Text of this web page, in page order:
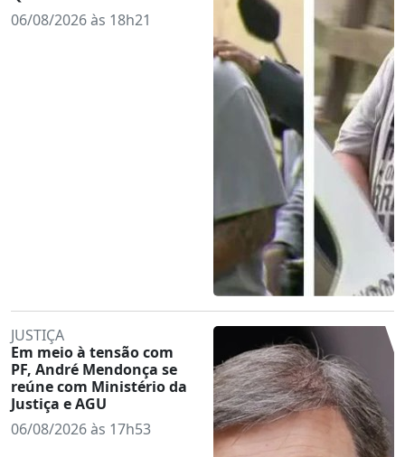
06/08/2026 às 18h21
JUSTIÇA
Em meio à tensão com
PF, André Mendonça se
reúne com Ministério da
Justiça e AGU
06/08/2026 às 17h53